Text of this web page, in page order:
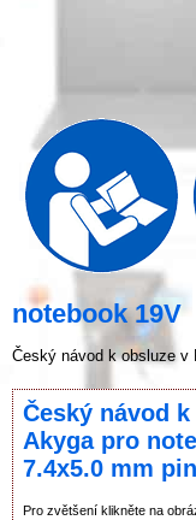
notebook 19V
Český návod k obsluze v
Český návod
Akyga pro
7.4x5.0 mm
Pro zvětšení klikněte na